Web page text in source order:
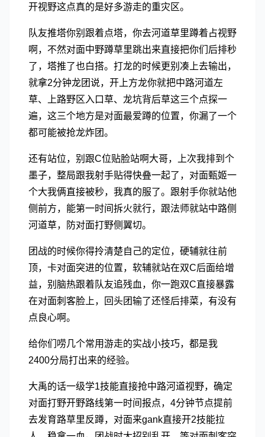
开视野这点真的是好多游走的重灾区。
队友推塔你别跟着点塔，你去河道草里蹲着占视野
啊，不然对面中野蹲草里跳出来直接把你们后排秒
了，塔推了也白搭。打龙的时候更别凑上去输出，
就拿2分钟龙团说，开上方龙你就把中路河道左
草、上路野区入口草、龙坑背后草这三个点探一
遍，这三个地方是对面最爱蹲的位置，你漏了一个
都可能被抢龙炸团。
还有站位，别跟C位贴脸站啊大哥，上次我排到个
墨子，整局跟我射手贴得快叠一起了，对面甄姬一
个大我俩直接被秒，我真的服了。跟射手你就站他
侧前方，能第一时间拆火就行，跟法师就站中路侧
河道草，防对面打野侧翼切。
团战的时候你得拎清楚自己的定位，硬辅就往前
顶，卡对面突进的位置，软辅就站在双C后面给增
益，别脑热跟着队友追残血，你一跑双C直接暴露
在对面刺客脸上，回头团输了还怪后排菜，有没有
点良心啊。
给你们唠几个常用游走的实战小技巧，都是我
2400分局打出来的经验。
大禹的话一级学1技能直接抢中路河道视野，确定
对面打野开野路线第一时间报点，4分钟节点提前
去发育路草里反蹲，对面来gank直接开2技能拉